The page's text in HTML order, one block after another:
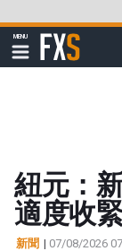
至
要
MENU
顯
示
FXStreet
紐元：
適度收
新聞 | 07/08/2026